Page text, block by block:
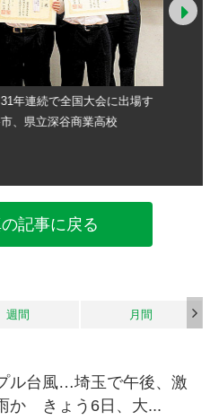
年連続で全国大会に出場す
、県立深谷商業高校
記事に戻る
週間 月間
ル台風…埼玉で午後、激
か きょう6日、大...